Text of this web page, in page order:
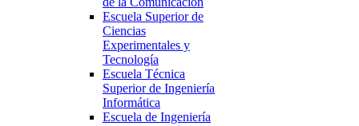
Escuela Superior de
Ciencias
Experimentales y
Tecnología
Escuela Técnica
Superior de Ingeniería
Informática
Escuela de Ingeniería